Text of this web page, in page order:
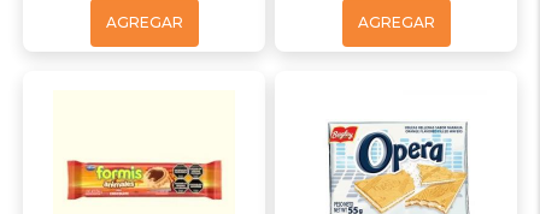
AGREGAR AGREGAR